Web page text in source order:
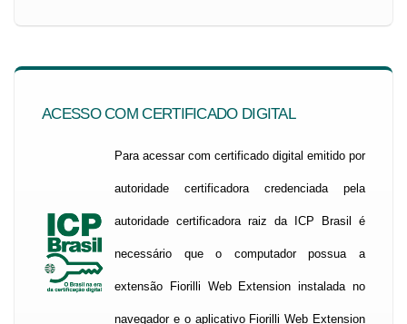
ACESSO COM CERTIFICADO DIGITAL
Para acessar com certificado digital emitido por
autoridade certificadora credenciada pela
autoridade certificadora raiz da ICP Brasil é
necessário que o computador possua a
extensão Fiorilli Web Extension instalada no
navegador e o aplicativo Fiorilli Web Extension